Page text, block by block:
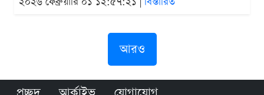
আরও